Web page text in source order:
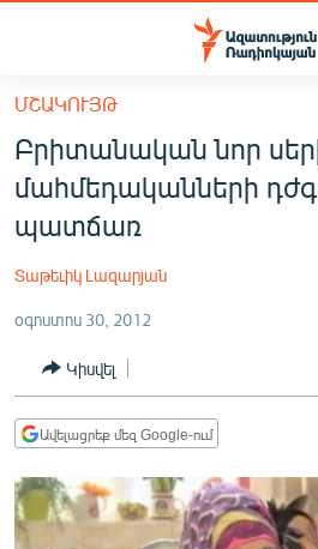
Մատչելիության
հիմնական
բովանդակությանը
Անցնել
հիմնական
մենյուին
ՀԱՅԱՍՏԱՆ
ՔԱՂԱՔԱԿԱՆ
ՏՆՏԵՍՈՒԹՅՈՒՆ
ՂԱՐԱԲԱՂ
ՏԱՐԱԾԱՇՐՋԱՆ
ՄՇԱԿՈՒՅԹ
Բրիտանական նոր
մահմեդականների
պատճառ
Տաթեւիկ Լազարյան
օգոստոս 30, 2012
Կիսվել
Ավելացրեք մեզ Google-ում